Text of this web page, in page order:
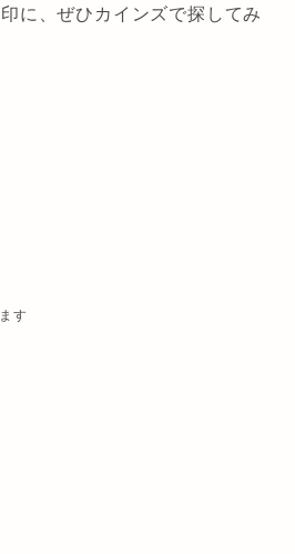
に、ぜひカインズで探してみ
す